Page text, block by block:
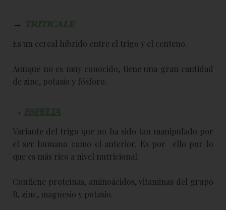
→
Es un cereal híbrido entre el trigo y el centeno.
Aunque no es muy conocido, tiene una gran cantidad
de zinc, potasio y fósforo.
→
Variante del trigo que no ha sido tan manipulado por
el ser humano como el anterior. Es por ello por lo
que es más rico a nivel nutricional.
Contiene proteínas, aminoácidos, vitaminas del grupo
B, zinc, magnesio y potasio.